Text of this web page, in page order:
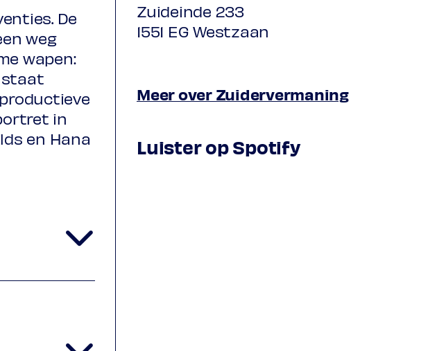
De
weg
wapen:
staat
in
en Hana
Zuideinde 233
1551 EG Westzaan
Meer over Zuidervermaning
Luister op Spotify